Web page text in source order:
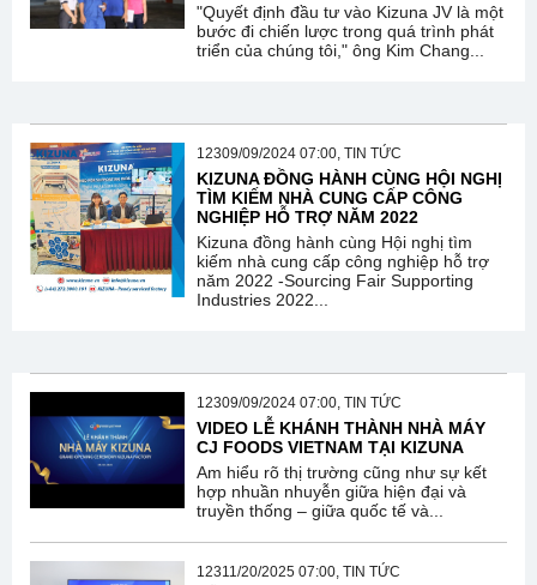
"Quyết định đầu tư vào Kizuna JV là một
bước đi chiến lược trong quá trình phát
triển của chúng tôi," ông Kim Chang...
12309/09/2024 07:00, TIN TỨC
KIZUNA ĐỒNG HÀNH CÙNG HỘI NGHỊ
TÌM KIẾM NHÀ CUNG CẤP CÔNG
NGHIỆP HỖ TRỢ NĂM 2022
Kizuna đồng hành cùng Hội nghị tìm
kiếm nhà cung cấp công nghiệp hỗ trợ
năm 2022 -Sourcing Fair Supporting
Industries 2022...
12309/09/2024 07:00, TIN TỨC
VIDEO LỄ KHÁNH THÀNH NHÀ MÁY
CJ FOODS VIETNAM TẠI KIZUNA
Am hiểu rõ thị trường cũng như sự kết
hợp nhuần nhuyễn giữa hiện đại và
truyền thống – giữa quốc tế và...
12311/20/2025 07:00, TIN TỨC